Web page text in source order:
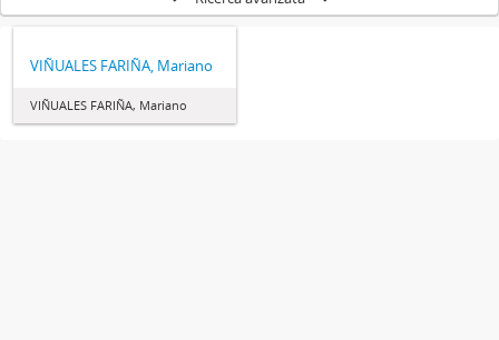
VIÑUALES FARIÑA, Mariano
VIÑUALES FARIÑA, Mariano